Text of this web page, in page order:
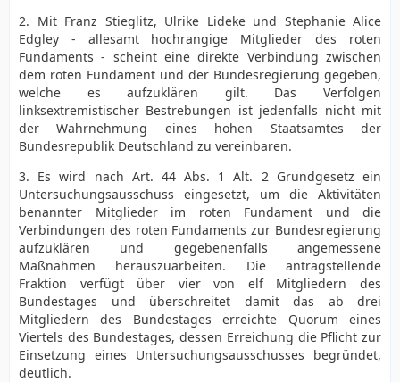
2. Mit Franz Stieglitz, Ulrike Lideke und Stephanie Alice
Edgley - allesamt hochrangige Mitglieder des roten
Fundaments - scheint eine direkte Verbindung zwischen
dem roten Fundament und der Bundesregierung gegeben,
welche es aufzuklären gilt. Das Verfolgen
linksextremistischer Bestrebungen ist jedenfalls nicht mit
der Wahrnehmung eines hohen Staatsamtes der
Bundesrepublik Deutschland zu vereinbaren.
3. Es wird nach Art. 44 Abs. 1 Alt. 2 Grundgesetz ein
Untersuchungsausschuss eingesetzt, um die Aktivitäten
benannter Mitglieder im roten Fundament und die
Verbindungen des roten Fundaments zur Bundesregierung
aufzuklären und gegebenenfalls angemessene
Maßnahmen herauszuarbeiten. Die antragstellende
Fraktion verfügt über vier von elf Mitgliedern des
Bundestages und überschreitet damit das ab drei
Mitgliedern des Bundestages erreichte Quorum eines
Viertels des Bundestages, dessen Erreichung die Pflicht zur
Einsetzung eines Untersuchungsausschusses begründet,
deutlich.